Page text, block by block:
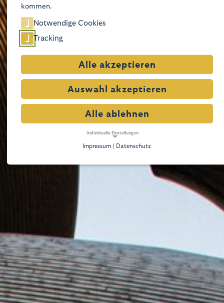
Programm
Besuch
Geschichte
kommen.
Notwendige Cookies
Tracking
Alle akzeptieren
Alle ablehnen
Auswahl akzeptieren
Individuelle Einstellungen
Funktionen und sind für die einwandfreie Funktion der
Zweck:
Dieser Cookie speichert die ausgewählten Einverständnis-Optionen des Benutzers
Cookie Laufzeit:
1 Jahr
TRACKING
Tracking Cookies erfassen Informationen anonym.
Impressum | Datenschutz